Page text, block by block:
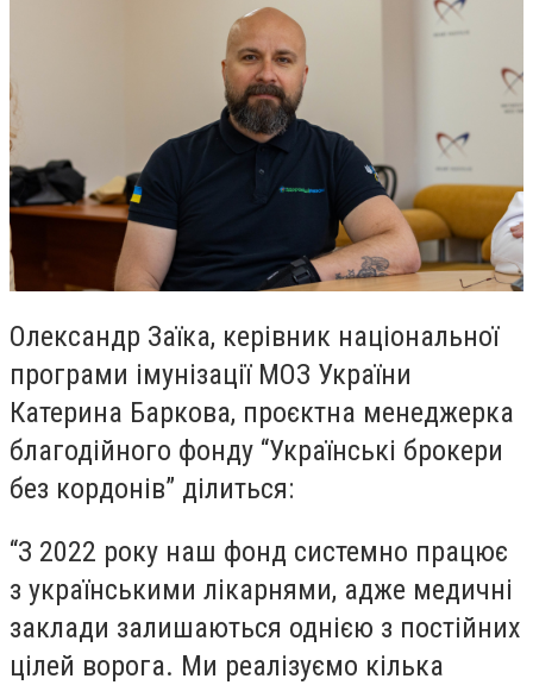
Олександр Заїка, керівник національної
програми імунізації МОЗ України
Катерина Баркова, проєктна менеджерка
благодійного фонду “Українські брокери
без кордонів” ділиться:
“З 2022 року наш фонд системно працює
з українськими лікарнями, адже медичні
заклади залишаються однією з постійних
цілей ворога. Ми реалізуємо кілька